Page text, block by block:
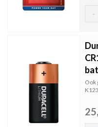
-
Ook